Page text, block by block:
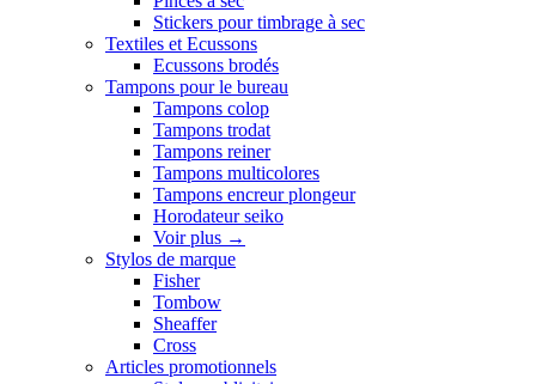
Stickers pour timbrage à sec
Textiles et Ecussons
Ecussons brodés
Tampons pour le bureau
Tampons colop
Tampons trodat
Tampons reiner
Tampons multicolores
Tampons encreur plongeur
Horodateur seiko
Voir plus →
Stylos de marque
Fisher
Tombow
Sheaffer
Cross
Articles promotionnels